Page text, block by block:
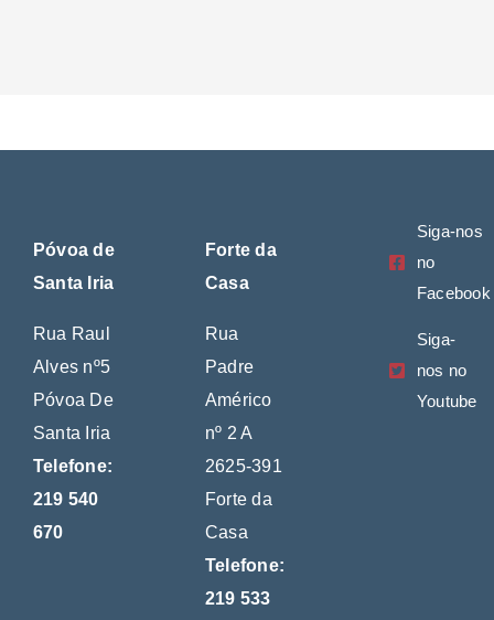
Póvoa de
Santa Iria
Rua Raul
Alves nº5
Póvoa De
Santa Iria
Telefone:
219 540
670
Forte da
Casa
Rua
Padre
Américo
nº 2 A
2625-391
Forte da
Casa
Telefone:
219 533
Siga-nos
no
Facebook
Siga-
nos no
Youtube